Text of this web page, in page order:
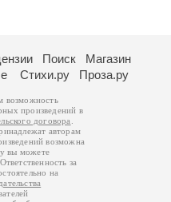
Поиск
Магазин
Стихи.ру Проза.ру
возможность
произведений в
договора
авторам
возможна
вы можете
за
на